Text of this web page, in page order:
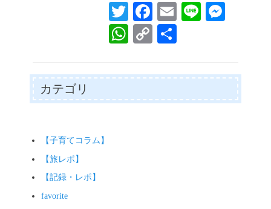
T
wi
tte
r
Fa
ce
bo
ok
E
Li
ng
er
W
ts
C
y
カテゴリ
【子育てコラム】
【旅レポ】
【記録・レポ】
favorite